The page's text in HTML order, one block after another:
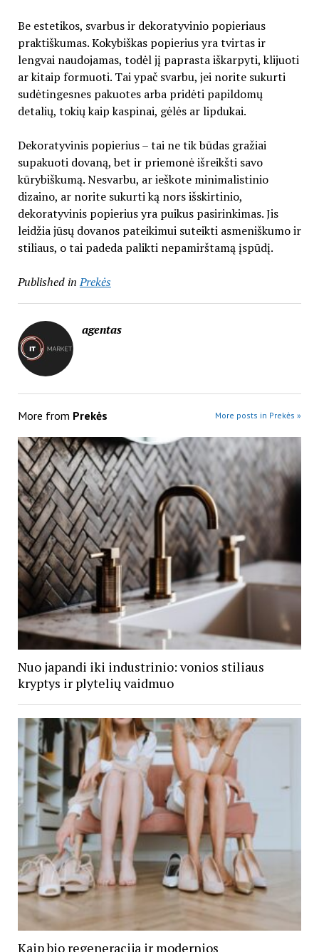
Be estetikos, svarbus ir dekoratyvinio popieriaus
praktiškumas. Kokybiškas popierius yra tvirtas ir
lengvai naudojamas, todėl jį paprasta iškarpyti, klijuoti
ar kitaip formuoti. Tai ypač svarbu, jei norite sukurti
sudėtingesnes pakuotes arba pridėti papildomų
detalių, tokių kaip kaspinai, gėlės ar lipdukai.
Dekoratyvinis popierius – tai ne tik būdas gražiai
supakuoti dovaną, bet ir priemonė išreikšti savo
kūrybiškumą. Nesvarbu, ar ieškote minimalistinio
dizaino, ar norite sukurti ką nors išskirtinio,
dekoratyvinis popierius yra puikus pasirinkimas. Jis
leidžia jūsų dovanos pateikimui suteikti asmeniškumo ir
stiliaus, o tai padeda palikti nepamirštamą įspūdį.
Published in Prekės
agentas
More from Prekės More posts in Prekės »
Nuo japandi iki industrinio: vonios stiliaus
kryptys ir plytelių vaidmuo
Kaip bio regeneracija ir modernios